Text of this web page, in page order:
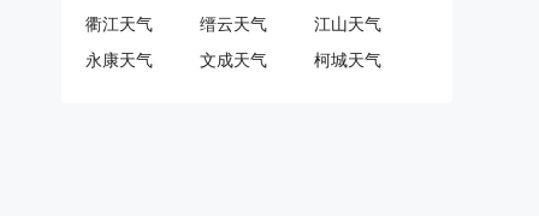
衢江天气
缙云天气
江山天气
永康天气
文成天气 柯城天气